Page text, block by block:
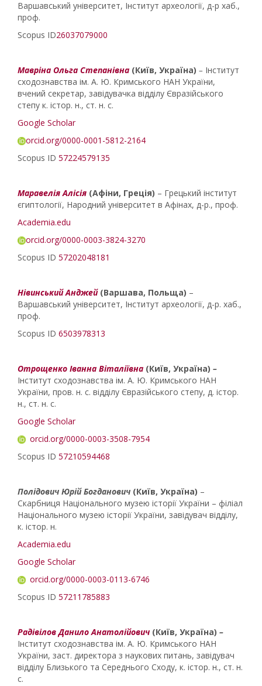
Варшавський університет, Інститут археології, д-р хаб.,
проф.
Scopus ID26037079000
Мавріна Ольга Степанівна (Київ, Україна) – Інститут
сходознавства ім. А. Ю. Кримського НАН України,
вчений секретар, завідувачка відділу Євразійського
степу к. істор. н., ст. н. с.
Google Scholar
orcid.org/0000-0001-5812-2164
Scopus ID 57224579135
Маравелія Алісія (Афіни, Греція) – Грецький інститут
єгиптології, Народний університет в Афінах, д-р., проф.
Academia.edu
orcid.org/0000-0003-3824-3270
Scopus ID 57202048181
Нівинський Анджей (Варшава, Польща) –
Варшавський університет, Інститут археології, д-р. хаб.,
проф.
Scopus ID 6503978313
Отрощенко Іванна Віталіївна (Київ, Україна) –
Інститут сходознавства ім. А. Ю. Кримського НАН
України, пров. н. с. відділу Євразійського степу, д. істор.
н., ст. н. с.
Google Scholar
orcid.org/0000-0003-3508-7954
Scopus ID 57210594468
Полідович Юрій Богданович (Київ, Україна) –
Скарбниця Національного музею історії України – філіал
Національного музею історії України, завідувач відділу,
к. істор. н.
Academia.edu
Google Scholar
orcid.org/0000-0003-0113-6746
Scopus ID 57211785883
Радівілов Данило Анатолійович (Київ, Україна) –
Інститут сходознавства ім. А. Ю. Кримського НАН
України, заст. директора з наукових питань, завідувач
відділу Близького та Середнього Сходу, к. істор. н., ст. н.
с.